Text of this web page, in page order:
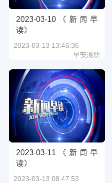
2023-03-10《新闻早
读》
2023-03-13 13:46:35
早安潍坊
2023-03-11《新闻早
读》
2023-03-13 08:47:53